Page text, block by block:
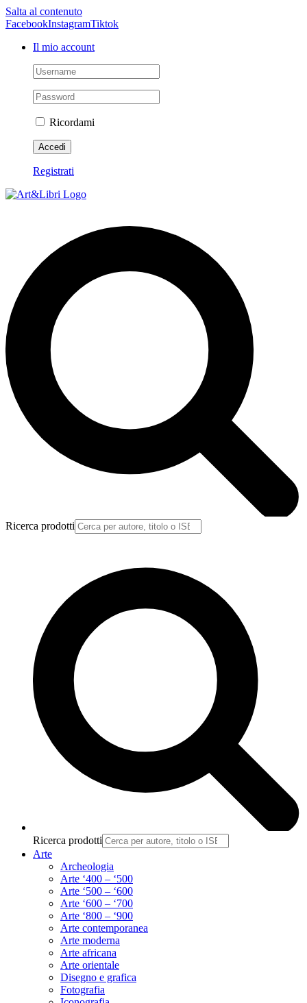
Salta al contenuto
FacebookInstagramTiktok
Il mio account
Ricordami
Registrati
Ricerca prodotti
Ricerca prodotti
Arte
Archeologia
Arte ‘400 – ‘500
Arte ‘500 – ‘600
Arte ‘600 – ‘700
Arte ‘800 – ‘900
Arte contemporanea
Arte moderna
Arte africana
Arte orientale
Disegno e grafica
Fotografia